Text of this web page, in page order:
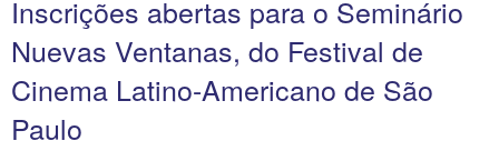
Inscrições abertas para o Seminário
Nuevas Ventanas, do Festival de
Cinema Latino-Americano de São
Paulo